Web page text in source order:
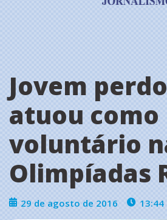
Jovem
atuou como
voluntário
Olimpíadas
29 de agosto de 2016 13:44